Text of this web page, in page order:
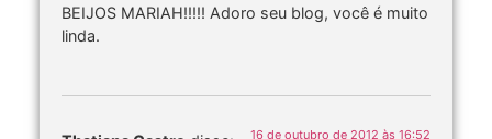
BEIJOS MARIAH!!!!! Adoro seu blog, você é muito
linda.
16 de outubro de 2012 às 16:52